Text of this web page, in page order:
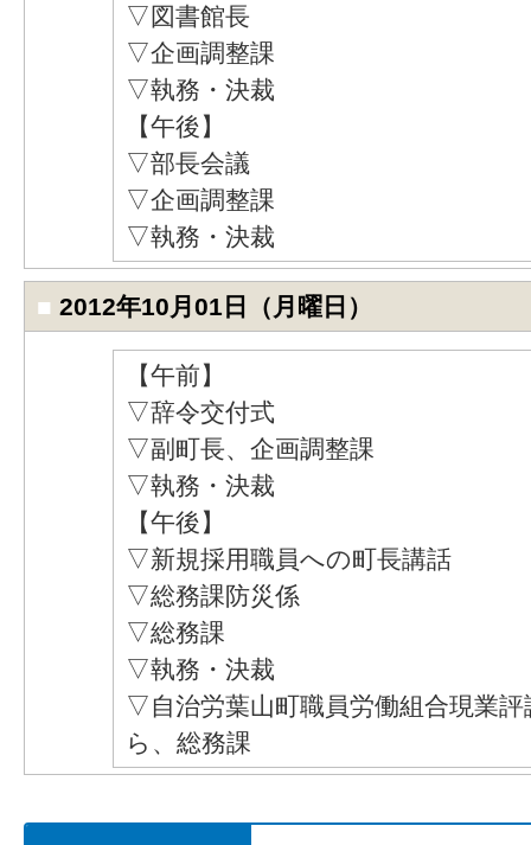
▽図書館長
▽企画調整課
▽執務・決裁
【午後】
▽部長会議
▽企画調整課
▽執務・決裁
■ 2012年10月01日（月曜日）
【午前】
▽辞令交付式
▽副町長、企画調整課
▽執務・決裁
【午後】
▽新規採用職員への町長講話
▽総務課防災係
▽総務課
▽執務・決裁
▽自治労葉山町職員労働組合現業評
ら、総務課